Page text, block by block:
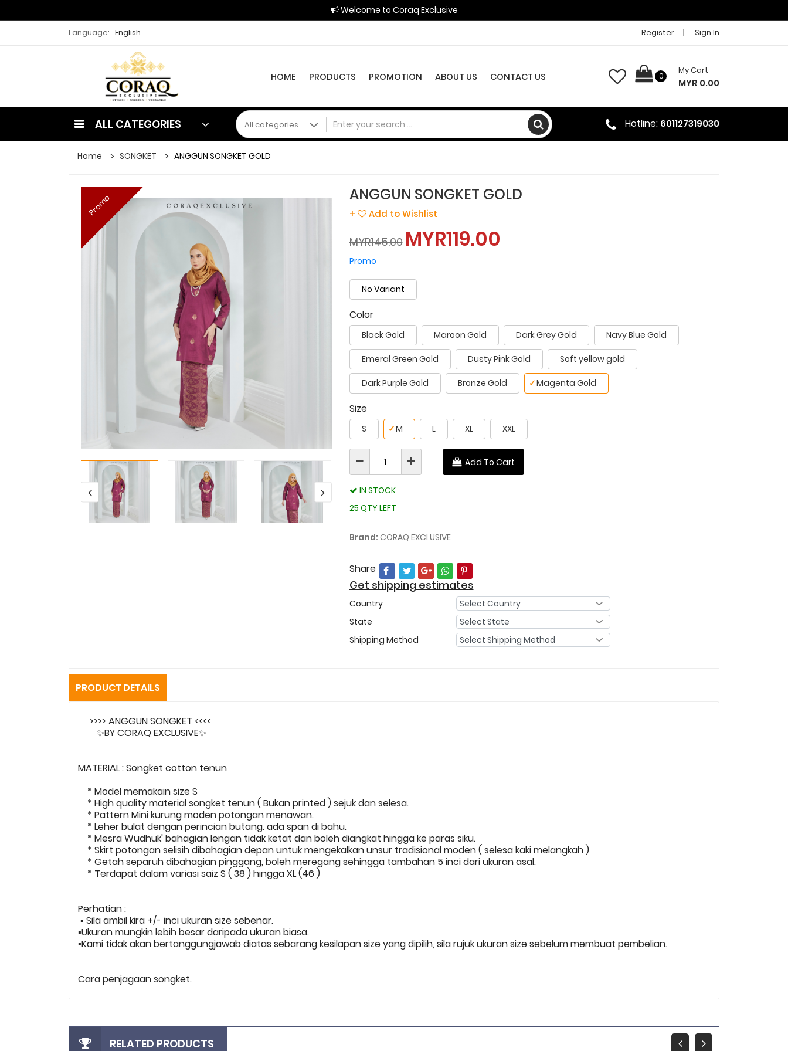
Welcome to Coraq Exclusive
Language: English Register Sign In
HOME PRODUCTS PROMOTION ABOUT US CONTACT US 0
My Cart
MYR 0.00
ALL CATEGORIES Hotline: 601127319030
Home SONGKET ANGGUN SONGKET GOLD
Promo ANGGUN SONGKET GOLD
+ Add to Wishlist
MYR145.00 MYR119.00
Promo
No Variant
Color
Black Gold Maroon Gold Dark Grey Gold Navy Blue Gold
Emeral Green Gold Dusty Pink Gold Soft yellow gold
Dark Purple Gold Bronze Gold Magenta Gold
✓
Size
S M
✓ L XL XXL
Add To Cart
IN STOCK
25 QTY LEFT
Brand: CORAQ EXCLUSIVE
Share
Get shipping estimates
Country
State
Shipping Method
PRODUCT DETAILS
>>>> ANGGUN SONGKET <<<<
✨BY CORAQ EXCLUSIVE✨
MATERIAL : Songket cotton tenun
* Model memakain size S
* High quality material songket tenun ( Bukan printed ) sejuk dan selesa.
* Pattern Mini kurung moden potongan menawan.
* Leher bulat dengan perincian butang. ada span di bahu.
* Mesra Wudhuk' bahagian lengan tidak ketat dan boleh diangkat hingga ke paras siku.
* Skirt potongan selisih dibahagian depan untuk mengekalkan unsur tradisional moden ( selesa kaki melangkah )
* Getah separuh dibahagian pinggang, boleh meregang sehingga tambahan 5 inci dari ukuran asal.
* Terdapat dalam variasi saiz S ( 38 ) hingga XL (46 )
Perhatian :
▪️ Sila ambil kira +/- inci ukuran size sebenar.
▪️Ukuran mungkin lebih besar daripada ukuran biasa.
▪️Kami tidak akan bertanggungjawab diatas sebarang kesilapan size yang dipilih, sila rujuk ukuran size sebelum membuat pembelian.
Cara penjagaan songket.
RELATED PRODUCTS